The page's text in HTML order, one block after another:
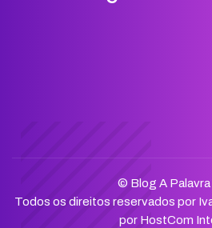
© Blog A
Todos os direitos reservados por
por HostCom